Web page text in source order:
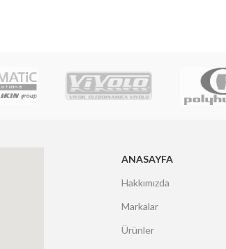
ANASAYFA
Hakkımızda
Markalar
Ürünler